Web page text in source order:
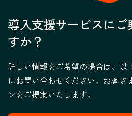
導入支援サービスにご
すか？
詳しい情報をご希望の場合は、以
にお問い合わせください。お客さ
ンをご提案いたします。